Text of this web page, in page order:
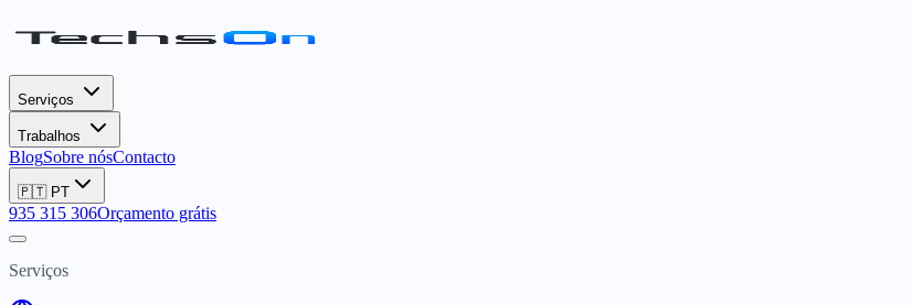
Serviços
Trabalhos
BlogSobre nósContacto
🇵🇹 PT
935 315 306Orçamento grátis
Serviços